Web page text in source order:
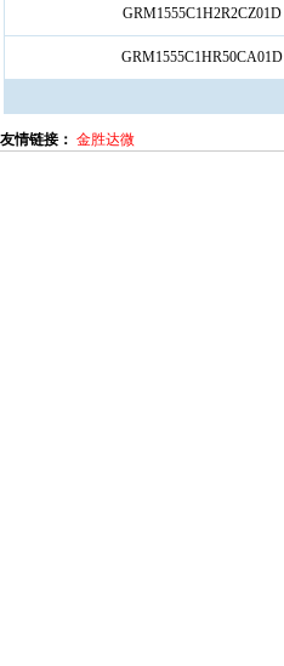
GRM1555C1H2R2CZ01D
GRM1555C1HR50CA01D
友情链接： 金胜达微